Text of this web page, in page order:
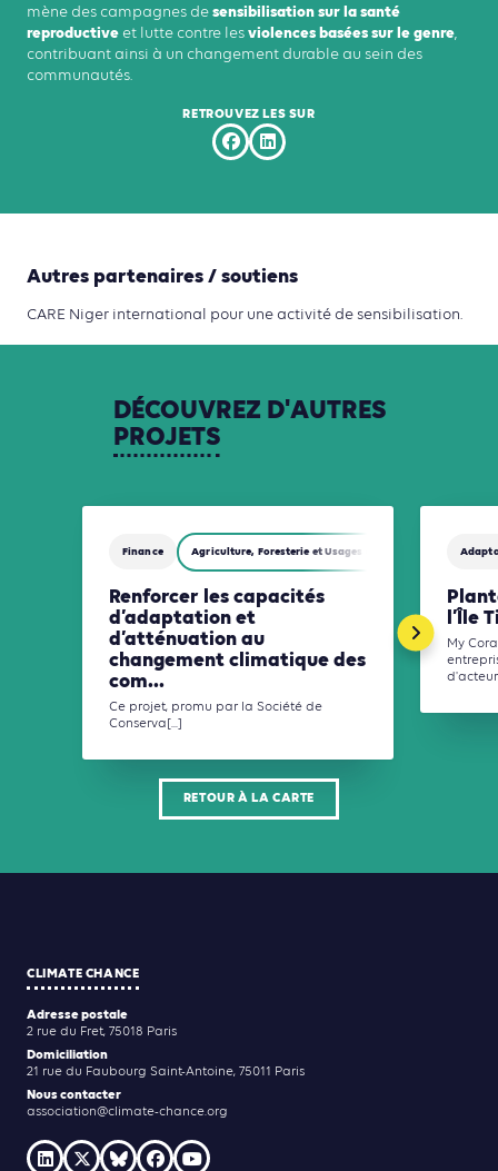
mène des campagnes de sensibilisation sur la santé
reproductive et lutte contre les violences basées sur le genre,
contribuant ainsi à un changement durable au sein des
communautés.
RETROUVEZ LES SUR
Autres partenaires / soutiens
CARE Niger international pour une activité de sensibilisation.
DÉCOUVREZ D'AUTRES
PROJETS
Finance Agriculture, Foresterie et Usages des sols
Renforcer les capacités
d’adaptation et
d’atténuation au
changement climatique des
com...
Ce projet, promu par la Société de
Conserva[...]
l’Île
My
RETOUR À LA CARTE
CLIMATE CHANCE
Adresse postale
2 rue du Fret, 75018 Paris
Domiciliation
21 rue du Faubourg Saint-Antoine, 75011 Paris
Nous contacter
association@climate-chance.org